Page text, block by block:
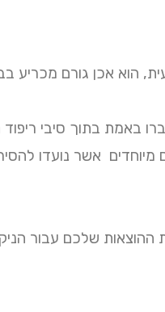
הוא אכן גורם מכריע
באמת בתוך סיבי
אשר נועדו
שלכם עבור